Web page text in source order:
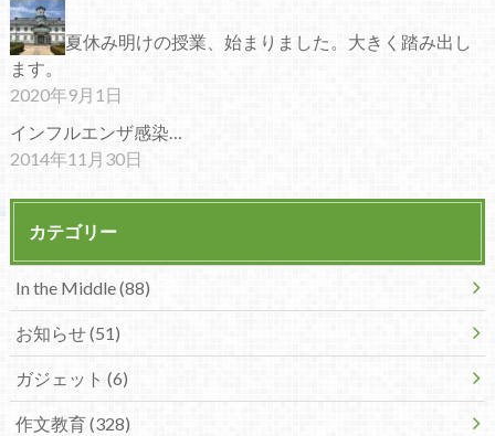
夏休み明けの授業、始まりました。大きく踏み出し
ます。
2020年9月1日
インフルエンザ感染…
2014年11月30日
カテゴリー
In the Middle (88)
お知らせ (51)
ガジェット (6)
作文教育 (328)